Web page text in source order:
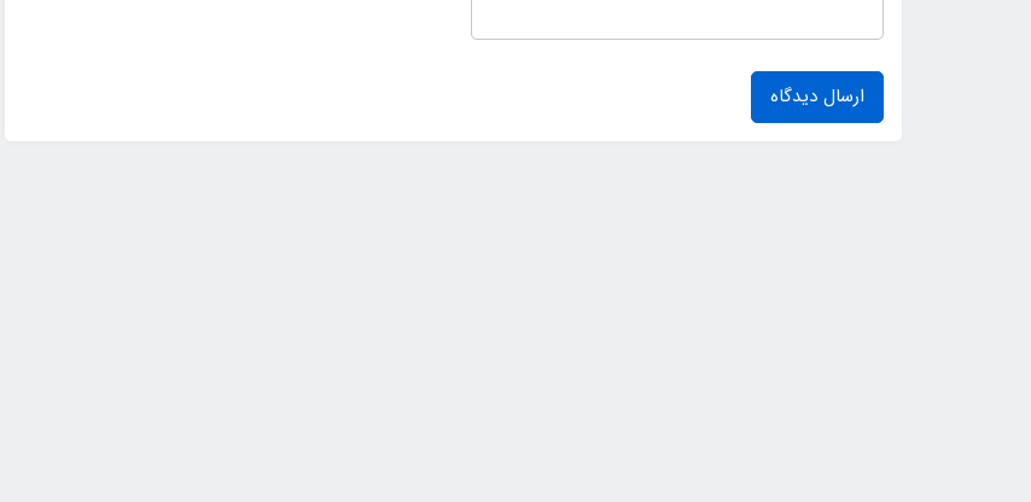
ارسال دیدگاه